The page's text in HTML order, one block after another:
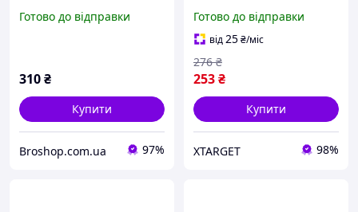
пояс для військових
Готово до відправки
310₴
Купити
Broshop.com.ua 97%
Ремінь армійський ЗСУ
Готово до відправки
від25₴/міс
253₴
276 ₴
Купити
XTARGET 98%